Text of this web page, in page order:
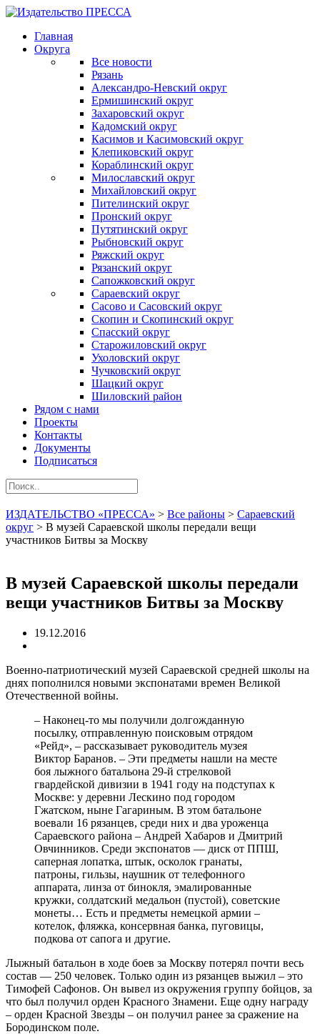
Главная
Округа
Все новости
Рязань
Александро-Невский округ
Ермишинский округ
Захаровский округ
Кадомский округ
Касимов и Касимовский округ
Клепиковский округ
Кораблинский округ
Милославский округ
Михайловский округ
Пителинский округ
Пронский округ
Путятинский округ
Рыбновский округ
Ряжский округ
Рязанский округ
Сапожковский округ
Сараевский округ
Сасово и Сасовский округ
Скопин и Скопинский округ
Спасский округ
Старожиловский округ
Ухоловский округ
Чучковский округ
Шацкий округ
Шиловский район
Рядом с нами
Проекты
Контакты
Документы
Подписаться
ИЗДАТЕЛЬСТВО «ПРЕССА» > Все районы > Сараевский
округ > В музей Сараевской школы передали вещи
участников Битвы за Москву
В музей Сараевской школы передали
вещи участников Битвы за Москву
19.12.2016
Военно-патриотический музей Сараевской средней школы на
днях пополнился новыми экспонатами времен Великой
Отечественной войны.
– Наконец-то мы получили долгожданную
посылку, отправленную поисковым отрядом
«Рейд», – рассказывает руководитель музея
Виктор Баранов. – Эти предметы нашли на месте
боя лыжного батальона 29-й стрелковой
гвардейской дивизии в 1941 году на подступах к
Москве: у деревни Лескино под городом
Гжатском, ныне Гагариным. В этом батальоне
воевали 16 рязанцев, среди них и два уроженца
Сараевского района – Андрей Хабаров и Дмитрий
Овчинников. Среди экспонатов — диск от ППШ,
саперная лопатка, штык, осколок гранаты,
патроны, гильзы, наушник от телефонного
аппарата, линза от бинокля, эмалированные
кружки, солдатский медальон (пустой), советские
монеты… Есть и предметы немецкой армии –
котелок, фляжка, консервная банка, пуговицы,
подкова от сапога и другие.
Лыжный батальон в ходе боев за Москву потерял почти весь
состав — 250 человек. Только один из рязанцев выжил – это
Тимофей Сафонов. Он вывел из окружения группу бойцов, за
что был получил орден Красного Знамени. Еще одну награду
– орден Красной Звезды – он получил ранее за сражение на
Бородинском поле.